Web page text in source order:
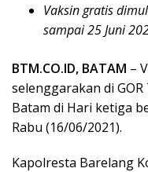
Vaksin gratis
sampai 25 Juni
BTM.CO.ID, BATAM –
selenggarakan di
Batam di Hari ketiga
Rabu (16/06/2021).
Kapolresta Barelang